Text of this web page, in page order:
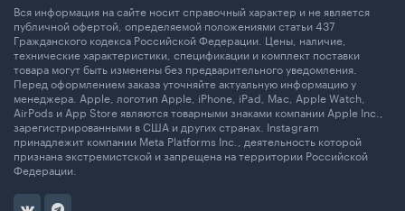
Вся информация на сайте носит справочный характер и не является
публичной офертой, определяемой положениями статьи 437
Гражданского кодекса Российской Федерации. Цены, наличие,
технические характеристики, спецификации и комплект поставки
товара могут быть изменены без предварительного уведомления.
Перед оформлением заказа уточняйте актуальную информацию у
менеджера. Apple, логотип Apple, iPhone, iPad, Mac, Apple Watch,
AirPods и App Store являются товарными знаками компании Apple Inc.,
зарегистрированными в США и других странах. Instagram
принадлежит компании Meta Platforms Inc., деятельность которой
признана экстремистской и запрещена на территории Российской
Федерации.